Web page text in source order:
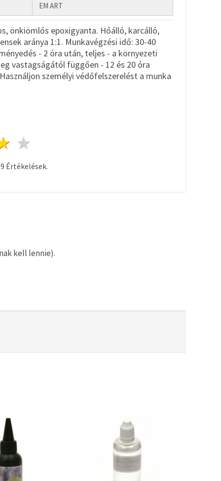
EM ART
önkiömlős epoxigyanta. Hőálló, karcálló,
aránya 1:1. Munkavégzési idő: 30-40
- 2 óra után, teljes - a környezeti
vastagságától függően - 12 és 20 óra
személyi védőfelszerelést a munka
4 csillagok
csillagok
Értékelések.
kell lennie).